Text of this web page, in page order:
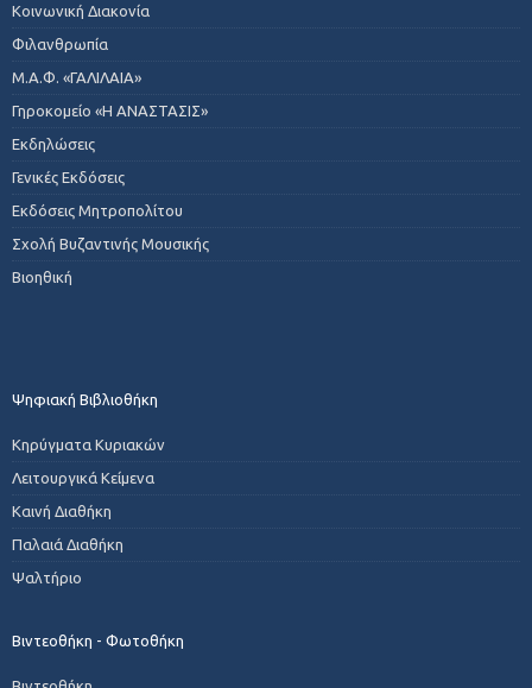
Κοινωνική Διακονία
Φιλανθρωπία
Μ.Α.Φ. «ΓΑΛΙΛΑΙΑ»
Γηροκομείο «Η ΑΝΑΣΤΑΣΙΣ»
Εκδηλώσεις
Γενικές Εκδόσεις
Εκδόσεις Μητροπολίτου
Σχολή Βυζαντινής Μουσικής
Βιοηθική
Ψηφιακή Βιβλιοθήκη
Κηρύγματα Κυριακών
Λειτουργικά Κείμενα
Καινή Διαθήκη
Παλαιά Διαθήκη
Ψαλτήριο
Βιντεοθήκη - Φωτοθήκη